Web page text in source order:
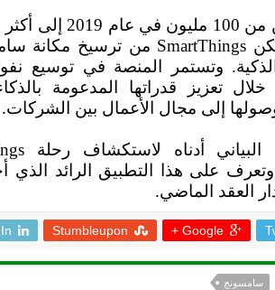
SmartThings من ترسيخ مكانة
وتستمر المنصة في توسيع
تعزيز قدراتها المدعومة
إلى مجال الأعمال بين الشركات.
أدناه لاستكشاف رحلة
وتعرف على هذا التطبيق الرائد
العقد الماضي.
Google +
Stumbleupon
سامسونج